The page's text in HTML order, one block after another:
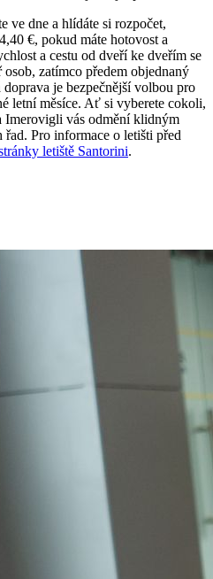
ve dne a hlídáte si rozpočet,
€, pokud máte hotovost a
a cestu od dveří ke dveřím se
zatímco předem objednaný
je bezpečnější volbou pro
letní měsíce. Ať si vyberete cokoli,
Imerovigli vás odmění klidným
Pro informace o letišti před
letiště Santorini.